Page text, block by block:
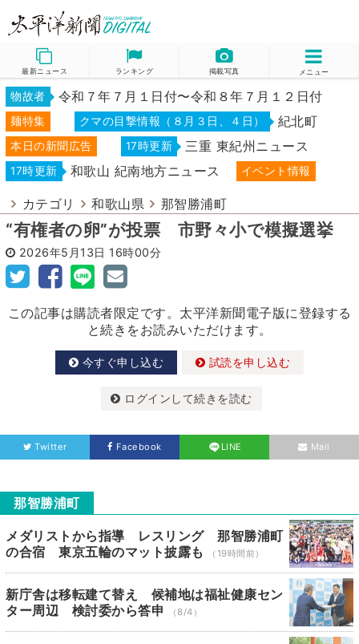
最新ニュース ランキング 掲載写真 メニュー
物故者 令和７年７月１日付〜令和８年７月１２日付
麺特集 クマの目撃情報（８月３日、４日） 紀北町
本日の新聞広告 17時更新 三重 東紀州ニュース
17時更新 和歌山 紀南地方ニュース イベント情報
カテゴリ 和歌山県 那智勝浦町
“有権者の卵”が投票 市野々小で模擬選挙
2026年5月13日 16時00分
この記事は購読者限定です。太平洋新聞電子版に登録する
と続きをお読みいただけます。
今すぐ申し込む 試読を申し込む
ログインして続きを読む
Twitter Facebook LINE Mail
那智勝浦町
メダリストから指導 レスリング 那智勝浦町
の合宿 東京五輪のマット披露も
（19時間前）
新庁舎は移転建て替え 候補地は福祉健康セン
ター周辺 検討委から答申
（8/4）